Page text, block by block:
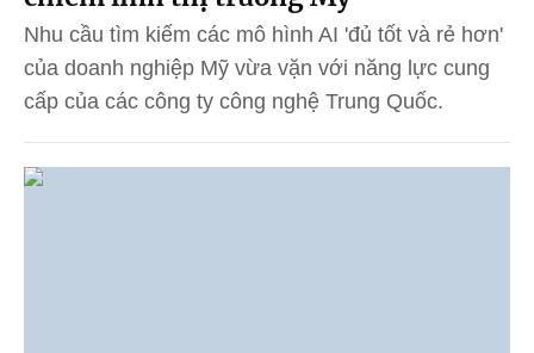
Nhu cầu tìm kiếm các mô hình AI 'đủ tốt và rẻ hơn'
của doanh nghiệp Mỹ vừa vặn với năng lực cung
cấp của các công ty công nghệ Trung Quốc.